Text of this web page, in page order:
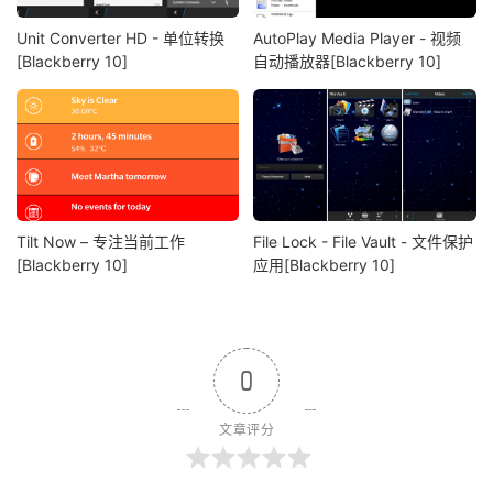
Unit Converter HD - 单位转换
[Blackberry 10]
AutoPlay Media Player - 视频
自动播放器[Blackberry 10]
Tilt Now – 专注当前工作
[Blackberry 10]
File Lock - File Vault - 文件保护
应用[Blackberry 10]
0
文章评分